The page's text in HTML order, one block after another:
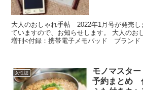
大人のおしゃれ手帖 2022年1月号が発売し
ていますので、お知らせします。 大人の
増刊<付録：携帯電子メモパッド ブランド
女性誌
モノマスタ
予約まとめ